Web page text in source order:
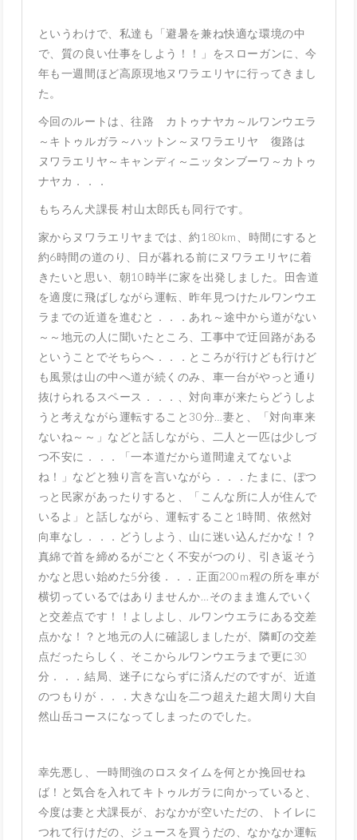
というわけで、私達も「避暑を兼ね快適な環境の中
で、質の良い仕事をしよう！！」をスローガンに、今
年も一週間ほど高原現地ヌワラエリヤに行ってきまし
た。
今回のルートは、往路 カトゥナヤカ～ルワンウエラ
～キトゥルガラ～ハットン～ヌワラエリヤ 復路は
ヌワラエリヤ～キャンディ～ニッタンブーワ～カトゥ
ナヤカ．．．
もちろん犬課長 村山太郎氏も同行です。
家からヌワラエリヤまでは、約180km、時間にすると
約6時間の道のり、日が暮れる前にヌワラエリヤに着
きたいと思い、朝10時半に家を出発しました。田舎道
を適度に飛ばしながら運転、昨年見つけたルワンウエ
ラまでの近道を進むと．．．あれ～途中から道がない
～～地元の人に聞いたところ、工事中で迂回路がある
ということでそちらへ．．．ところが行けども行けど
も風景は山の中へ道が続くのみ、車一台がやっと通り
抜けられるスペース．．．、対向車が来たらどうしよ
うと考えながら運転すること30分…妻と、「対向車来
ないね～～」などと話しながら、二人と一匹は少しづ
つ不安に．．．「一本道だから道間違えてないよ
ね！」などと独り言を言いながら．．．たまに、ぽつ
っと民家があったりすると、「こんな所に人が住んで
いるよ」と話しながら、運転すること1時間、依然対
向車なし．．．どうしよう、山に迷い込んだかな！？
真綿で首を締めるがごとく不安がつのり、引き返そう
かなと思い始めた5分後．．．正面200m程の所を車が
横切っているではありませんか…そのまま進んでいく
と交差点です！！よしよし、ルワンウエラにある交差
点かな！？と地元の人に確認しましたが、隣町の交差
点だったらしく、そこからルワンウエラまで更に30
分．．．結局、迷子にならずに済んだのですが、近道
のつもりが．．．大きな山を二つ超えた超大周り大自
然山岳コースになってしまったのでした。
幸先悪し、一時間強のロスタイムを何とか挽回せね
ば！と気合を入れてキトゥルガラに向かっていると、
今度は妻と犬課長が、おなかが空いただの、トイレに
つれて行けだの、ジュースを買うだの、なかなか運転